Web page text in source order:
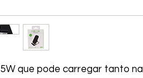
que pode carregar tanto na